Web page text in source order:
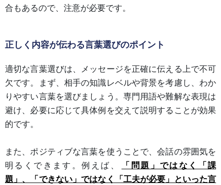
合もあるので、注意が必要です。
正しく内容が伝わる言葉選びのポイント
適切な言葉選びは、メッセージを正確に伝える上で不可
欠です。まず、相手の知識レベルや背景を考慮し、わか
りやすい言葉を選びましょう。専門用語や難解な表現は
避け、必要に応じて具体例を交えて説明することが効果
的です。
また、ポジティブな言葉を使うことで、会話の雰囲気を
明るくできます。例えば、
「問題」ではなく「課
題」、「できない」ではなく「工夫が必要」といった言